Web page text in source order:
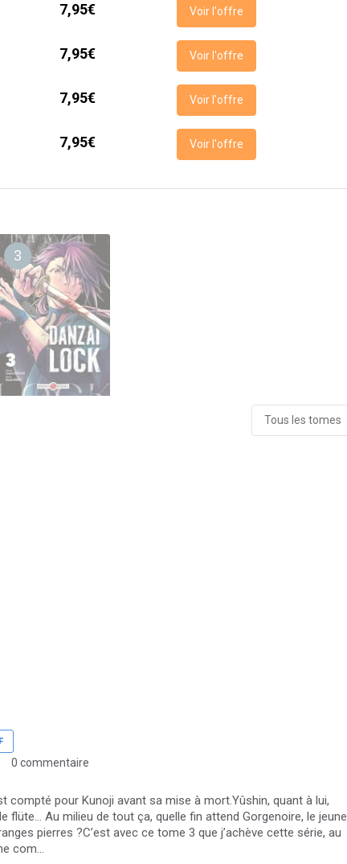
7,95€ Voir l'offre
7,95€ Voir l'offre
7,95€ Voir l'offre
7,95€ Voir l'offre
3
Tous les tomes
0 commentaire
compté pour Kunoji avant sa mise à mort.Yûshin, quant à lui,
Au milieu de tout ça, quelle fin attend Gorgenoire, le jeune
pierres ?C’est avec ce tome 3 que j’achève cette série, au
com...